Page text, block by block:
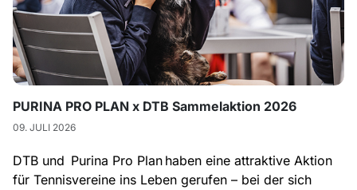
PURINA PRO PLAN x DTB Sammelaktion 2026
09. JULI 2026
DTB und Purina Pro Plan haben eine attraktive Aktion
für Tennisvereine ins Leben gerufen – bei der sich